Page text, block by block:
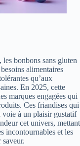
bonbons sans gluten
alimentaires
qu’aux
En 2025, cette
marques engagées qui
Ces friandises qui
voie à un plaisir gustatif
cet univers, mettant
incontournables et les
saveur.